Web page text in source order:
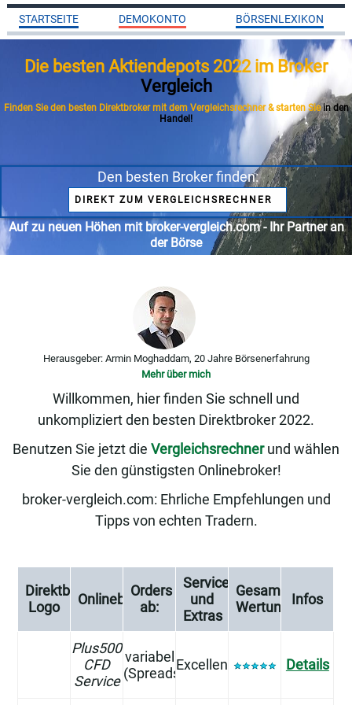
STARTSEITE DEMOKONTO BÖRSENLEXIKON
Die besten Aktiendepots 2022 im Broker
Vergleich
Finden Sie den besten Direktbroker mit dem Vergleichsrechner & starten Siein den
Handel!
Den besten Broker finden:
DIREKT ZUM VERGLEICHSRECHNER
Auf zu neuen Höhen mit broker-vergleich.com - Ihr Partner an
der Börse
Herausgeber: Armin Moghaddam, 20 Jahre Börsenerfahrung
Mehr über mich
Willkommen, hier finden Sie schnell und
unkompliziert den besten Direktbroker 2022.
Benutzen Sie jetzt die Vergleichsrechnerund wählen
Sie den günstigsten Onlinebroker!
broker-vergleich.com: Ehrliche Empfehlungen und
Tipps von echten Tradern.
Direktbank
Logo
Onlinebroker
Orders
ab:
Service
und
Extras
Gesamt
Wertung
Infos
Plus500
CFD
Service
variabel
(Spreads)
Excellent Details